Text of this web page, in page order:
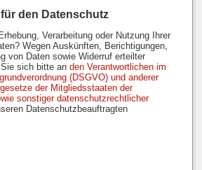
den Datenschutz
Verarbeitung oder Nutzung Ihrer
Wegen Auskünften, Berichtigungen,
von Daten sowie Widerruf erteilter
sich bitte an den Verantwortlichen im
(DSGVO) und anderer
der Mitgliedsstaaten der
sonstiger datenschutzrechtlicher
Datenschutzbeauftragten